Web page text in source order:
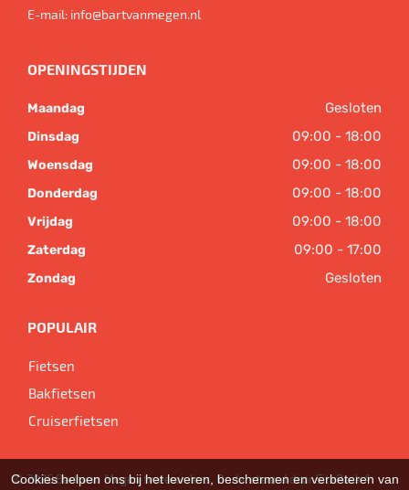
E-mail: info@bartvanmegen.nl
OPENINGSTIJDEN
Maandag Gesloten
Dinsdag 09:00 - 18:00
Woensdag 09:00 - 18:00
Donderdag 09:00 - 18:00
Vrijdag 09:00 - 18:00
Zaterdag 09:00 - 17:00
Zondag Gesloten
POPULAIR
Fietsen
Bakfietsen
Cruiserfietsen
© 2026 Bart van Megen tweewielers. Ondersteund doorSitePack ®
Cookies helpen ons bij het leveren, beschermen en verbeteren van